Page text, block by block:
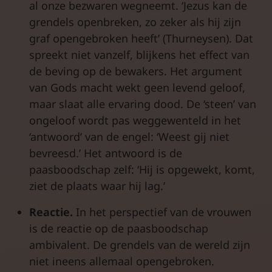
al onze bezwaren wegneemt. ‘Jezus kan de
grendels openbreken, zo zeker als hij zijn
graf opengebroken heeft’ (Thurneysen). Dat
spreekt niet vanzelf, blijkens het effect van
de beving op de bewakers. Het argument
van Gods macht wekt geen levend geloof,
maar slaat alle ervaring dood. De ‘steen’ van
ongeloof wordt pas weggewenteld in het
‘antwoord’ van de engel: ‘Weest gij niet
bevreesd.’ Het antwoord is de
paasboodschap zelf: ‘Hij is opgewekt, komt,
ziet de plaats waar hij lag.’
Reactie. In het perspectief van de vrouwen
is de reactie op de paasboodschap
ambivalent. De grendels van de wereld zijn
niet ineens allemaal opengebroken.